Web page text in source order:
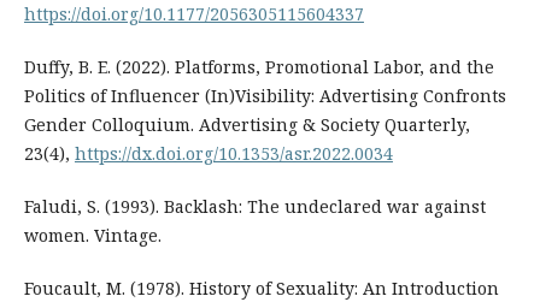
https://doi.org/10.1177/2056305115604337
Duffy, B. E. (2022). Platforms, Promotional Labor, and the
Politics of Influencer (In)Visibility: Advertising Confronts
Gender Colloquium. Advertising & Society Quarterly,
23(4), https://dx.doi.org/10.1353/asr.2022.0034
Faludi, S. (1993). Backlash: The undeclared war against
women. Vintage.
Foucault, M. (1978). History of Sexuality: An Introduction